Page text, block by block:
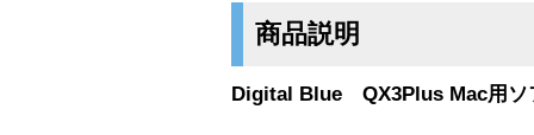
商品説明
Digital Blue QX3Plus Mac用ソ